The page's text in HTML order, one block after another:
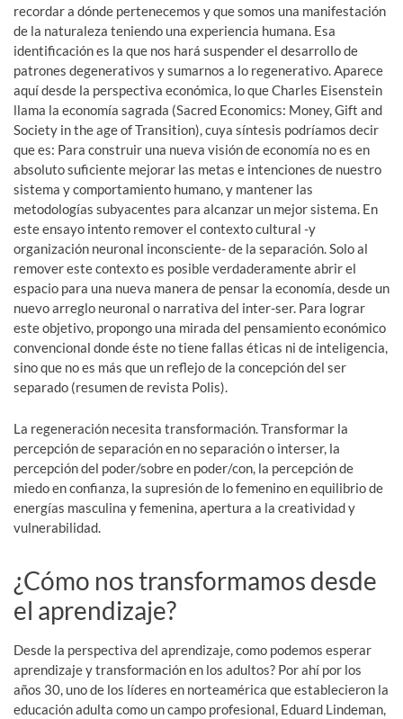
recordar a dónde pertenecemos y que somos una manifestación
de la naturaleza teniendo una experiencia humana. Esa
identificación es la que nos hará suspender el desarrollo de
patrones degenerativos y sumarnos a lo regenerativo. Aparece
aquí desde la perspectiva económica, lo que Charles Eisenstein
llama la economía sagrada (Sacred Economics: Money, Gift and
Society in the age of Transition), cuya síntesis podríamos decir
que es: Para construir una nueva visión de economía no es en
absoluto suficiente mejorar las metas e intenciones de nuestro
sistema y comportamiento humano, y mantener las
metodologías subyacentes para alcanzar un mejor sistema. En
este ensayo intento remover el contexto cultural -y
organización neuronal inconsciente- de la separación. Solo al
remover este contexto es posible verdaderamente abrir el
espacio para una nueva manera de pensar la economía, desde un
nuevo arreglo neuronal o narrativa del inter-ser. Para lograr
este objetivo, propongo una mirada del pensamiento económico
convencional donde éste no tiene fallas éticas ni de inteligencia,
sino que no es más que un reflejo de la concepción del ser
separado (resumen de revista Polis).
La regeneración necesita transformación. Transformar la
percepción de separación en no separación o interser, la
percepción del poder/sobre en poder/con, la percepción de
miedo en confianza, la supresión de lo femenino en equilibrio de
energías masculina y femenina, apertura a la creatividad y
vulnerabilidad.
¿Cómo nos transformamos desde
el aprendizaje?
Desde la perspectiva del aprendizaje, como podemos esperar
aprendizaje y transformación en los adultos? Por ahí por los
años 30, uno de los líderes en norteamérica que establecieron la
educación adulta como un campo profesional, Eduard Lindeman,